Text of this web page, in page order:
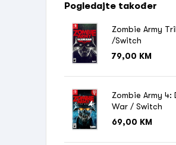
Pogledajte također
Zombie Army
/Switch
79,00 KM
Zombie Army 4:
War / Switch
69,00 KM